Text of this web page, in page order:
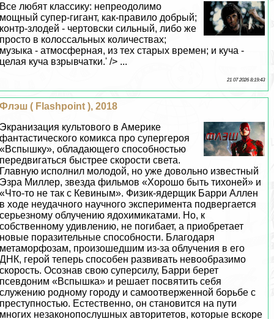
Все любят классику: непреодолимо
мощный супер-гигант, как-правило добрый;
контр-злодей - чертовски сильный, либо же
просто в колоссальных количествах;
музыка - атмосферная, из тех старых времен; и куча -
целая куча взрывчатки.' /> ...
21 07 2026 8:19:43
Флэш ( Flashpoint ), 2018
Экранизация культового в Америке
фантастического комикса про супергероя
«Вспышку», обладающего способностью
передвигаться быстрее скорости света.
Главную исполнил молодой, но уже довольно известный
Эзра Миллер, звезда фильмов «Хорошо быть тихоней» и
«Что-то не так с Кевиным». Физик-ядерщик Барри Аллен
в ходе неудачного научного эксперимента подвергается
серьезному облучению ядохимикатами. Но, к
собственному удивлению, не погибает, а приобретает
новые поразительные способности. Благодаря
метаморфозам, произошедшим из-за облучения в его
ДНК, герой теперь способен развивать невообразимо
скорость. Осознав свою суперсилу, Барри берет
псевдоним «Вспышка» и решает посвятить себя
служению родному городу и самоотверженной борьбе с
преступностью. Естественно, он становится на пути
многих незаконопослушных авторитетов, которые вскоре